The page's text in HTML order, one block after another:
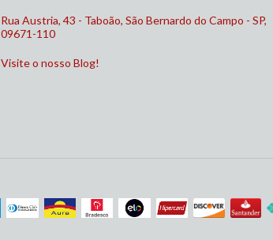
Rua Austria, 43 - Taboão, São Bernardo do Campo - SP,
09671-110
Visite o nosso Blog!